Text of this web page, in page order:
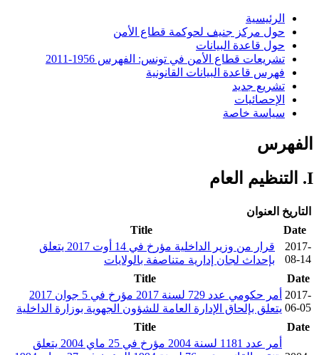
الرئيسية
حول مركز جنيف لحوكمة قطاع الأمن
حول قاعدة البيانات
تشريعات قطاع الأمن في تونس: الفهرس 1956-2011
فهرس قاعدة البيانات القانونية
تشريع جديد
الإحصائيات
سياسة خاصة
الفهرس
I. التنظيم العام
التاريخ العنوان
Date
Title
2017-
08-14
قرار من وزير الداخلية مؤرخ في 14 أوت 2017 يتعلق
بإحداث لجان إدارية متناصفة بالولايات
Date
Title
2017-
06-05
أمر حكومي عدد 729 لسنة 2017 مؤرخ في 5 جوان 2017
يتعلق بإلحاق الإدارة العامة للشؤون الجهوية بوزارة الداخلية
Date
Title
أمر عدد 1181 لسنة 2004 مؤرخ في 25 ماي 2004 يتعلق